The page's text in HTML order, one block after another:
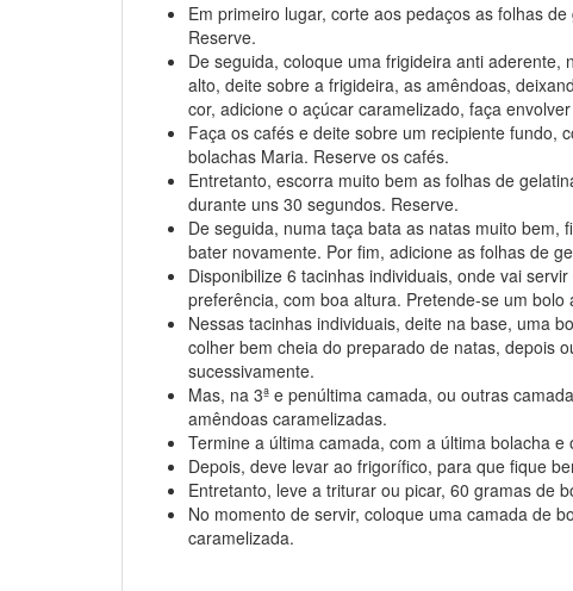
Em primeiro lugar, corte aos pedaços as folhas
Reserve.
De seguida, coloque uma frigideira anti
alto, deite sobre a frigideira, as amêndoas,
cor, adicione o açúcar caramelizado, faça
Faça os cafés e deite sobre um recipiente fundo,
bolachas Maria. Reserve os cafés.
Entretanto, escorra muito bem as folhas de
durante uns 30 segundos. Reserve.
De seguida, numa taça bata as natas muito bem,
bater novamente. Por fim, adicione as folhas de
Disponibilize 6 tacinhas individuais, onde vai
preferência, com boa altura. Pretende-se um bolo
Nessas tacinhas individuais, deite na base, uma
colher bem cheia do preparado de natas, depois
sucessivamente.
Mas, na 3ª e penúltima camada, ou outras
amêndoas caramelizadas.
Termine a última camada, com a última bolacha
Depois, deve levar ao frigorífico, para que fique
Entretanto, leve a triturar ou picar, 60 gramas de
No momento de servir, coloque uma camada de
caramelizada.